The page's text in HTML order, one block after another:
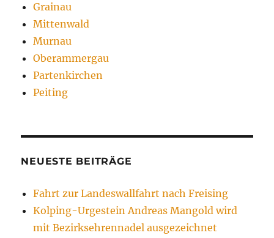
Grainau
Mittenwald
Murnau
Oberammergau
Partenkirchen
Peiting
NEUESTE BEITRÄGE
Fahrt zur Landeswallfahrt nach Freising
Kolping-Urgestein Andreas Mangold wird
mit Bezirksehrennadel ausgezeichnet